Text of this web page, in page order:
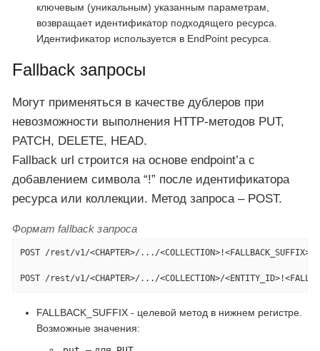
ключевым (уникальным) указанным параметрам,
возвращает идентификатор подходящего ресурса.
Идентификатор используется в EndPoint ресурса.
Fallback запросы
Могут применяться в качестве дублеров при
невозможности выполнения HTTP-методов PUT,
PATCH, DELETE, HEAD.
Fallback url строится на основе endpoint’a с
добавлением символа “!” после идентификатора
ресурса или коллекции. Метод запроса – POST.
Формат fallback запроса
POST /rest/v1/<CHAPTER>/.../<COLLECTION>!<FALLBACK_SUFFIX>
POST /rest/v1/<CHAPTER>/.../<COLLECTION>/
FALLBACK_SUFFIX - целевой метод в нижнем регистре.
Возможные значения: